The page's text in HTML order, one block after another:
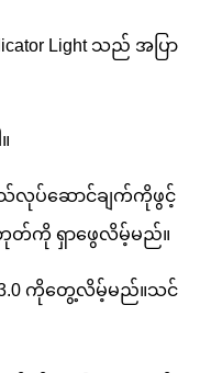
Light သည် အပြာ
ပ်ဆောင်ချက်ကိုဖွင့်
တ်ကို ရှာဖွေလိမ့်မည်။
3.0 ကိုတွေ့လိမ့်မည်။သင်